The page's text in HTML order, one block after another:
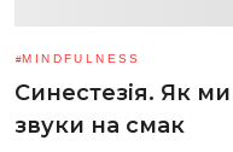
MINDFULNESS
Синестезія. Як
звуки на смак